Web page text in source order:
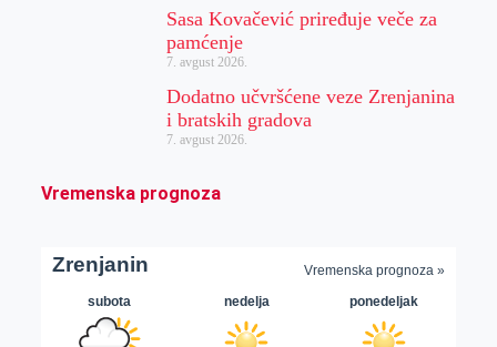
Sasa Kovačević priređuje veče za
pamćenje
7. avgust 2026.
Dodatno učvršćene veze Zrenjanina
i bratskih gradova
7. avgust 2026.
Vremenska prognoza